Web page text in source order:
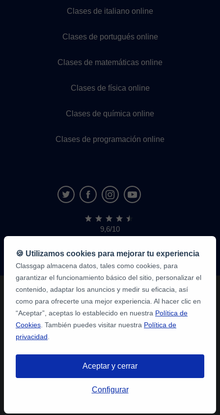
Clases de italiano online
Clases de portugués online
Clases de matemáticas online
Clases de física online
Clases de química online
Clases de programación online
9,6/10
1.339.316
de
alumnos
🍪 Utilizamos cookies para mejorar tu experiencia
Classgap almacena datos, tales como cookies, para
garantizar el funcionamiento básico del sitio, personalizar el
contenido, adaptar los anuncios y medir su eficacia, así
como para ofrecerte una mejor experiencia. Al hacer clic en
“Aceptar”, aceptas lo establecido en nuestra Política de
Cookies . También puedes visitar nuestra Política de
privacidad
Aceptar y cerrar
Configurar